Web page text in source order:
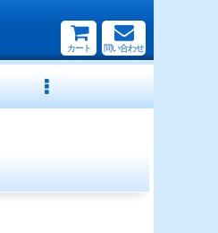
カート 問い合わせ